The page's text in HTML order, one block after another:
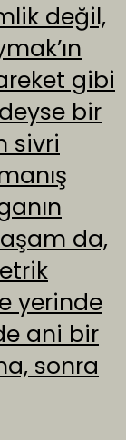
değil,
gibi
bir
sivri
da,
yerinde
ani bir
sonra